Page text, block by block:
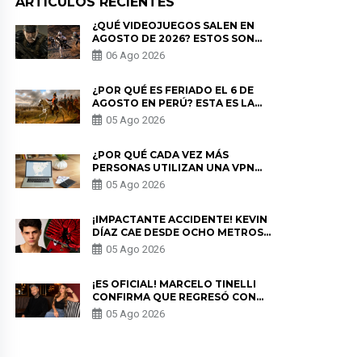
¿QUÉ VIDEOJUEGOS SALEN EN
AGOSTO DE 2026? ESTOS SON
LOS ESTRENOS MÁS ESPERADOS
06 Ago 2026
¿POR QUÉ ES FERIADO EL 6 DE
AGOSTO EN PERÚ? ESTA ES LA
HISTORIA
05 Ago 2026
¿POR QUÉ CADA VEZ MÁS
PERSONAS UTILIZAN UNA VPN
PARA PROTEGER SU
PRIVACIDAD?
05 Ago 2026
¡IMPACTANTE ACCIDENTE! KEVIN
DÍAZ CAE DESDE OCHO METROS
EN “ESTO ES GUERRA” Y GENERA
PREOCUPACIÓN
05 Ago 2026
¡ES OFICIAL! MARCELO TINELLI
CONFIRMA QUE REGRESÓ CON
MILETT FIGUEROA: “EL AMOR
PUDO MÁS”
05 Ago 2026